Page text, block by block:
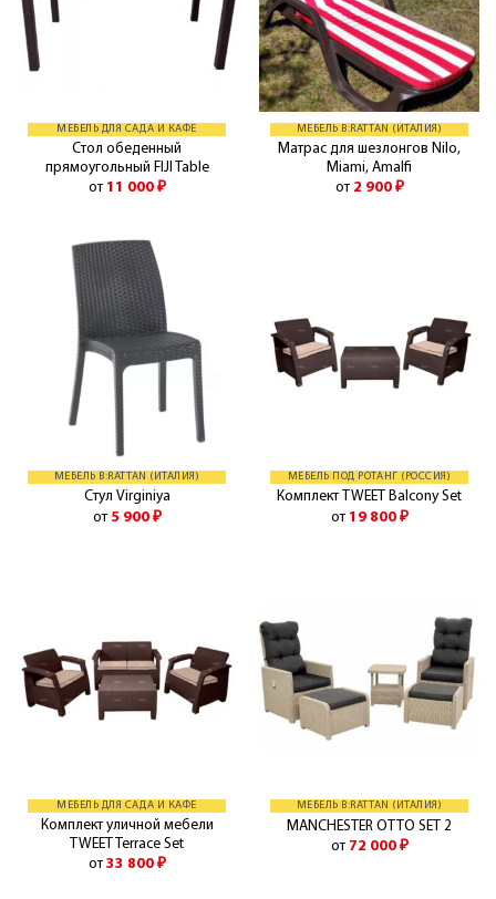
МЕБЕЛЬ ДЛЯ САДА И КАФЕ
Стол обеденный
прямоугольный FIJI Table
от 11 000 ₽
МЕБЕЛЬ B:RATTAN (ИТАЛИЯ)
Матрас для шезлонгов Nilo,
Miami, Amalfi
от 2 900 ₽
МЕБЕЛЬ B:RATTAN (ИТАЛИЯ)
Стул Virginiya
от 5 900 ₽
МЕБЕЛЬ ПОД РОТАНГ (РОССИЯ)
Комплект TWEET Balcony Set
от 19 800 ₽
МЕБЕЛЬ ДЛЯ САДА И КАФЕ
Комплект уличной мебели
TWEET Terrace Set
от 33 800 ₽
МЕБЕЛЬ B:RATTAN (ИТАЛИЯ)
MANCHESTER OTTO SET 2
от 72 000 ₽